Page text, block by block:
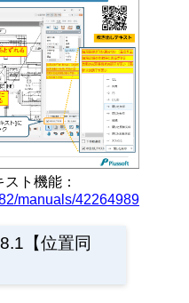
スト 機能：
manuals/42264989
【位置同